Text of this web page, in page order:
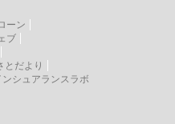
ーン
ブ
とだより
シュアランスラボ